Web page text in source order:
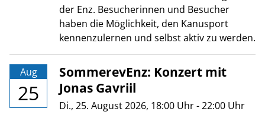
der Enz. Besucherinnen und Besucher
haben die Möglichkeit, den Kanusport
kennenzulernen und selbst aktiv zu werden.
Aug
25
SommerevEnz: Konzert mit
Jonas Gavriil
Di., 25. August 2026, 18:00 Uhr- 22:00 Uhr